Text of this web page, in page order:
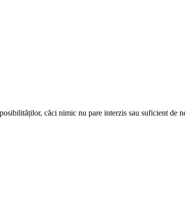
căci nimic nu pare interzis sau suficient de